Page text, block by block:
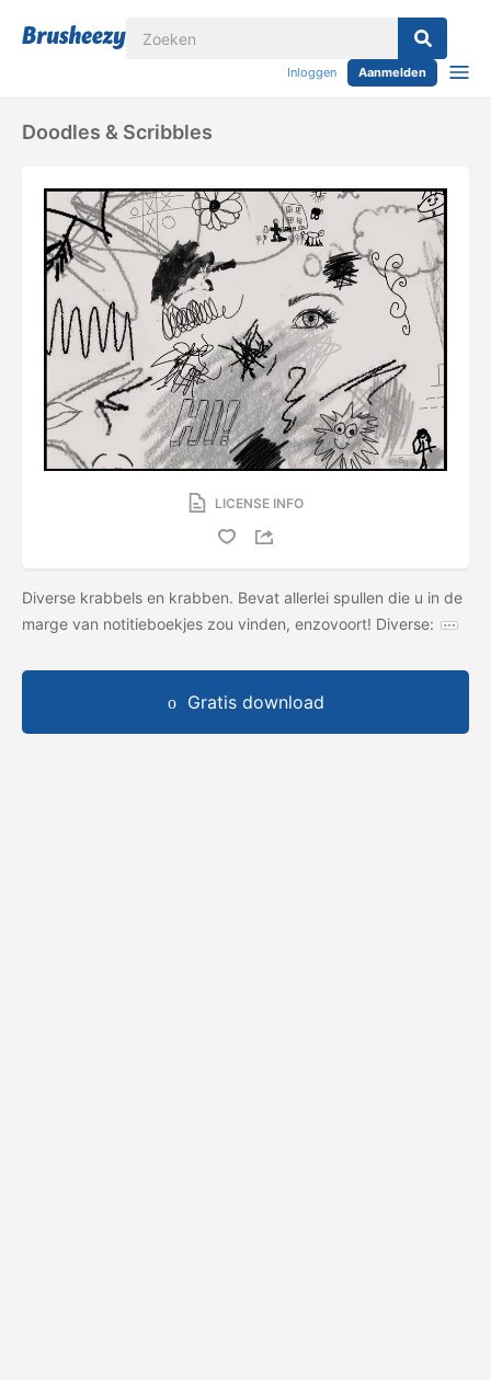
Inloggen Aanmelden
Doodles & Scribbles
LICENSE INFO
Diverse krabbels en krabben. Bevat allerlei spullen die u in de
marge van notitieboekjes zou vinden, enzovoort! Diverse:
Gratis download